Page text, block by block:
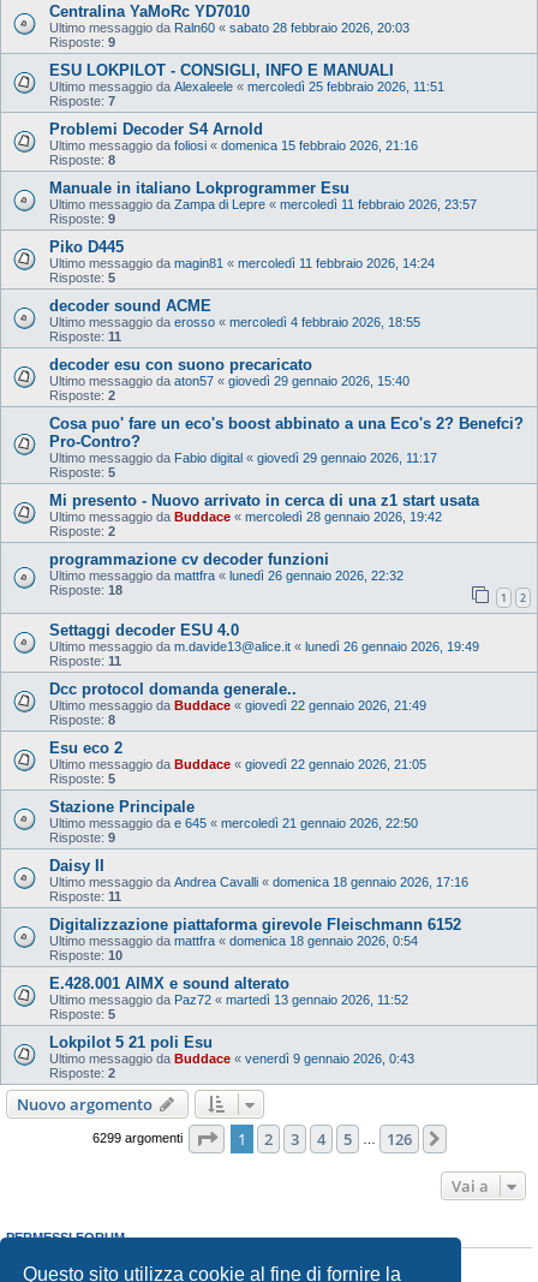
Questo sito utilizza cookie al fine di fornire la
Centralina YaMoRc YD7010
Ultimo messaggio da Raln60 « sabato 28 febbraio 2026, 20:03
Risposte: 9
ESU LOKPILOT - CONSIGLI, INFO E MANUALI
Ultimo messaggio da Alexaleele « mercoledì 25 febbraio 2026, 11:51
Risposte: 7
Problemi Decoder S4 Arnold
Ultimo messaggio da foliosi « domenica 15 febbraio 2026, 21:16
Risposte: 8
Manuale in italiano Lokprogrammer Esu
Ultimo messaggio da Zampa di Lepre « mercoledì 11 febbraio 2026, 23:57
Risposte: 9
Piko D445
Ultimo messaggio da magin81 « mercoledì 11 febbraio 2026, 14:24
Risposte: 5
decoder sound ACME
Ultimo messaggio da erosso « mercoledì 4 febbraio 2026, 18:55
Risposte: 11
decoder esu con suono precaricato
Ultimo messaggio da aton57 « giovedì 29 gennaio 2026, 15:40
Risposte: 2
Cosa puo' fare un eco's boost abbinato a una Eco's 2? Benefci?
Pro-Contro?
Ultimo messaggio da Fabio digital « giovedì 29 gennaio 2026, 11:17
Risposte: 5
Mi presento - Nuovo arrivato in cerca di una z1 start usata
Ultimo messaggio da Buddace « mercoledì 28 gennaio 2026, 19:42
Risposte: 2
programmazione cv decoder funzioni
Ultimo messaggio da mattfra « lunedì 26 gennaio 2026, 22:32
Risposte: 18 1 2
Settaggi decoder ESU 4.0
Ultimo messaggio da m.davide13@alice.it « lunedì 26 gennaio 2026, 19:49
Risposte: 11
Dcc protocol domanda generale..
Ultimo messaggio da Buddace « giovedì 22 gennaio 2026, 21:49
Risposte: 8
Esu eco 2
Ultimo messaggio da Buddace « giovedì 22 gennaio 2026, 21:05
Risposte: 5
Stazione Principale
Ultimo messaggio da e 645 « mercoledì 21 gennaio 2026, 22:50
Risposte: 9
Daisy II
Ultimo messaggio da Andrea Cavalli « domenica 18 gennaio 2026, 17:16
Risposte: 11
Digitalizzazione piattaforma girevole Fleischmann 6152
Ultimo messaggio da mattfra « domenica 18 gennaio 2026, 0:54
Risposte: 10
E.428.001 AIMX e sound alterato
Ultimo messaggio da Paz72 « martedì 13 gennaio 2026, 11:52
Risposte: 5
Lokpilot 5 21 poli Esu
Ultimo messaggio da Buddace « venerdì 9 gennaio 2026, 0:43
Risposte: 2
Nuovo argomento
6299 argomenti Pagina di 126
1 2 3 4 5 126
Vai a
PERMESSI FORUM
Non puoirispondere negli argomenti